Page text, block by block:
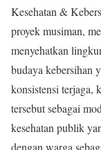
Kesehatan &
proyek musiman,
menyehatkan
budaya kebersihan
konsistensi terjaga,
tersebut sebagai
kesehatan publik
dengan warga